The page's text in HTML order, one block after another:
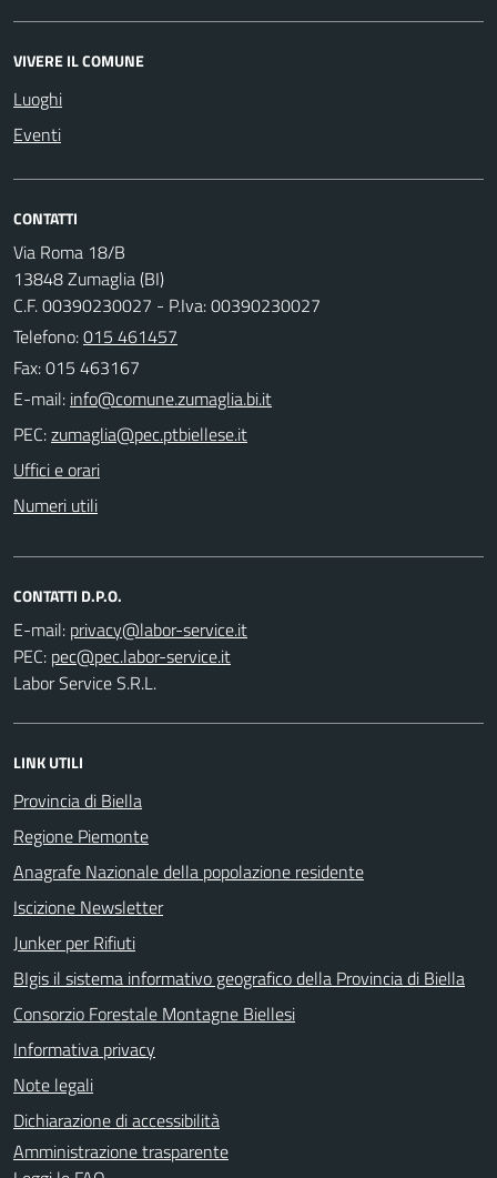
VIVERE IL COMUNE
Luoghi
Eventi
CONTATTI
Via Roma 18/B
13848 Zumaglia (BI)
C.F. 00390230027 - P.Iva: 00390230027
Telefono:015 461457
Fax: 015 463167
E-mail:
PEC:
Uffici e orari
Numeri utili
CONTATTI D.P.O.
E-mail:
PEC:
Labor Service S.R.L.
LINK UTILI
Provincia di Biella
Regione Piemonte
Anagrafe Nazionale della popolazione residente
Iscizione Newsletter
Junker per Rifiuti
BIgis il sistema informativo geografico della Provincia di Biella
Consorzio Forestale Montagne Biellesi
Informativa privacy
Note legali
Dichiarazione di accessibilità
Amministrazione trasparente